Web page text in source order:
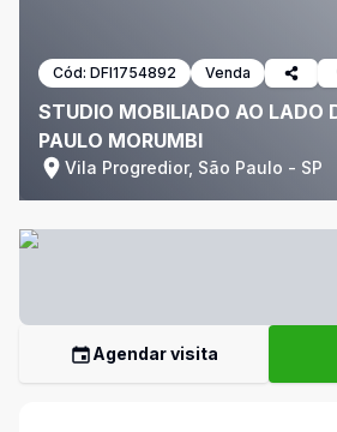
Cód: DFI1754892 Venda
STUDIO MOBILIADO AO LADO
PAULO MORUMBI
Vila Progredior, São Paulo - SP
Agendar visita